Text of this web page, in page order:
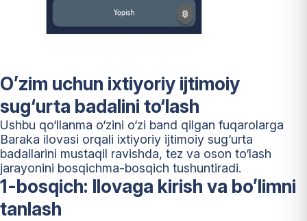
O’zim uchun ixtiyoriy ijtimoiy
sug‘urta badalini to‘lash
Ushbu qo‘llanma o‘zini o‘zi band qilgan fuqarolarga
Baraka ilovasi orqali ixtiyoriy ijtimoiy sug‘urta
badallarini mustaqil ravishda, tez va oson to‘lash
jarayonini bosqichma-bosqich tushuntiradi.
1-bosqich: Ilovaga kirish va bo’limni
tanlash